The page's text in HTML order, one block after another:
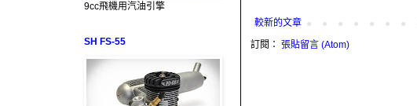
較新的文章
訂閱： 張貼留言 (Atom)
9cc飛機用汽油引擎
SH FS-55